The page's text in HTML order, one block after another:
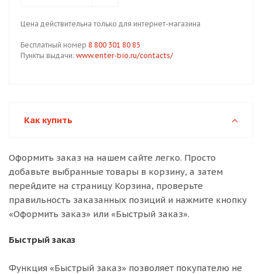
Цена действительна только для интернет-магазина
Бесплатный номер 8 800 301 80 85
Пункты выдачи: www.enter-bio.ru/contacts/
Как купить
Оформить заказ на нашем сайте легко. Просто
добавьте выбранные товары в корзину, а затем
перейдите на страницу Корзина, проверьте
правильность заказанных позиций и нажмите кнопку
«Оформить заказ» или «Быстрый заказ».
Быстрый заказ
Функция «Быстрый заказ» позволяет покупателю не